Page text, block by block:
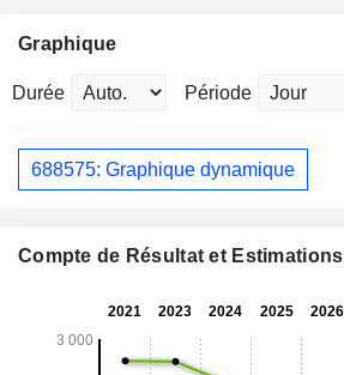
Graphique
Durée Période
688575: Graphique dynamique
Compte de Résultat et Estimations